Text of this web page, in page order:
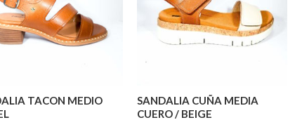
TACON MEDIO
SANDALIA CUÑA MEDIA
CUERO / BEIGE